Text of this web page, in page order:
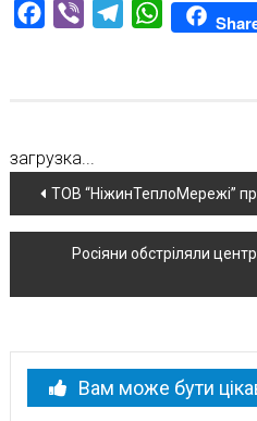
Facebook
Viber TelegramWhatsApp
загрузка...
Навігація
по
новині
ТОВ “НіжинТеплоМережі”
Росіяни обстріляли
Вам може бути